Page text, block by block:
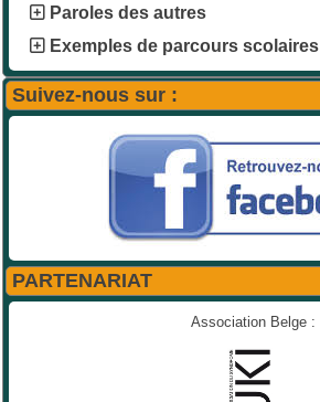
Paroles des autres
Exemples de parcours scolaires
Suivez-nous sur :
PARTENARIAT
Association Belge :